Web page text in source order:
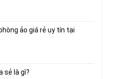
ảo giá rẻ uy tín tại
sẻ là gì?